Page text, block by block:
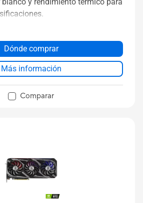
Dónde comprar
Más información
Comparar